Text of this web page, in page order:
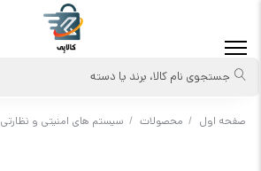
جستجوی نام کالا، برند یا دسته
صفحه اول / محصولات / سیستم های امنیتی و نظارتی